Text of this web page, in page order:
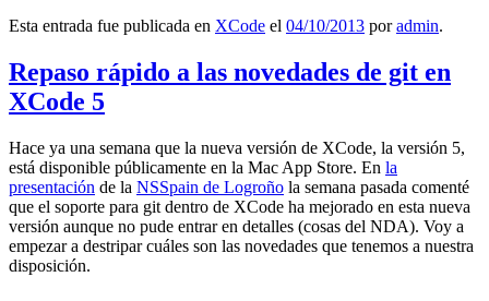
Esta entrada fue publicada en XCode el 04/10/2013 poradmin.
Repaso rápido a las novedades de git en
XCode 5
Hace ya una semana que la nueva versión de XCode, la versión 5,
está disponible públicamente en la Mac App Store. En la
presentación de la NSSpain de Logroño la semana pasada comenté
que el soporte para git dentro de XCode ha mejorado en esta nueva
versión aunque no pude entrar en detalles (cosas del NDA). Voy a
empezar a destripar cuáles son las novedades que tenemos a nuestra
disposición.